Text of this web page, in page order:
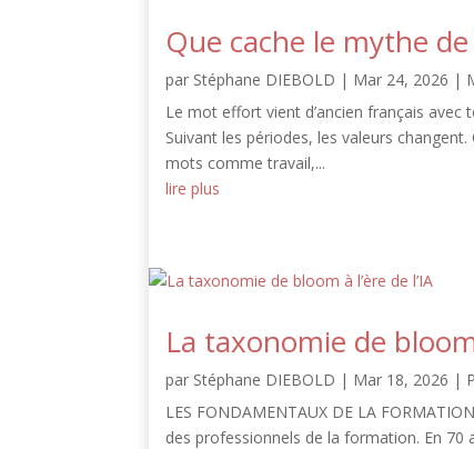
Que cache le mythe
par Stéphane DIEBOLD | Mar 24, 2026 |
Le mot effort vient d’ancien français
Suivant les périodes, les valeurs
mots comme travail,...
lire plus
La taxonomie de bloom
par Stéphane DIEBOLD | Mar 18, 2026 |
LES FONDAMENTAUX DE LA
des professionnels de la formation. En 70